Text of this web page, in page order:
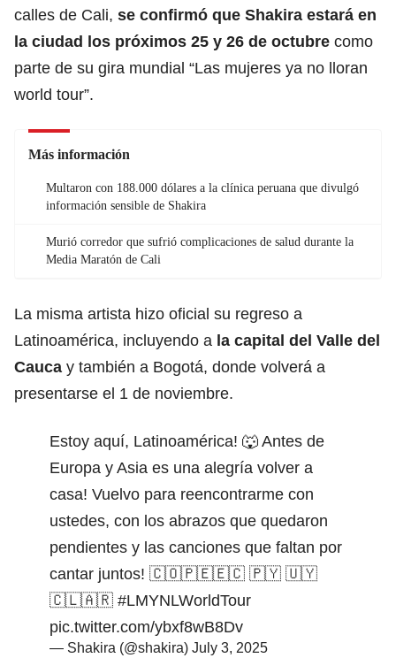
calles de Cali, se confirmó que Shakira estará en
la ciudad los próximos 25 y 26 de octubre como
parte de su gira mundial “Las mujeres ya no lloran
world tour”.
Más información
Multaron con 188.000 dólares a la clínica peruana que divulgó
información sensible de Shakira
Murió corredor que sufrió complicaciones de salud durante la
Media Maratón de Cali
La misma artista hizo oficial su regreso a
Latinoamérica, incluyendo a la capital del Valle del
Cauca y también a Bogotá, donde volverá a
presentarse el 1 de noviembre.
Estoy aquí, Latinoamérica! 🐺 Antes de
Europa y Asia es una alegría volver a
casa! Vuelvo para reencontrarme con
ustedes, con los abrazos que quedaron
pendientes y las canciones que faltan por
cantar juntos! 🇨🇴🇵🇪🇪🇨 🇵🇾 🇺🇾
🇨🇱🇦🇷 #LMYNLWorldTour
pic.twitter.com/ybxf8wB8Dv
— Shakira (@shakira) July 3, 2025